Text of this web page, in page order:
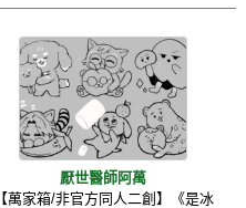
厭世醫師阿萬
【萬家箱/非官方同人二創】《是冰